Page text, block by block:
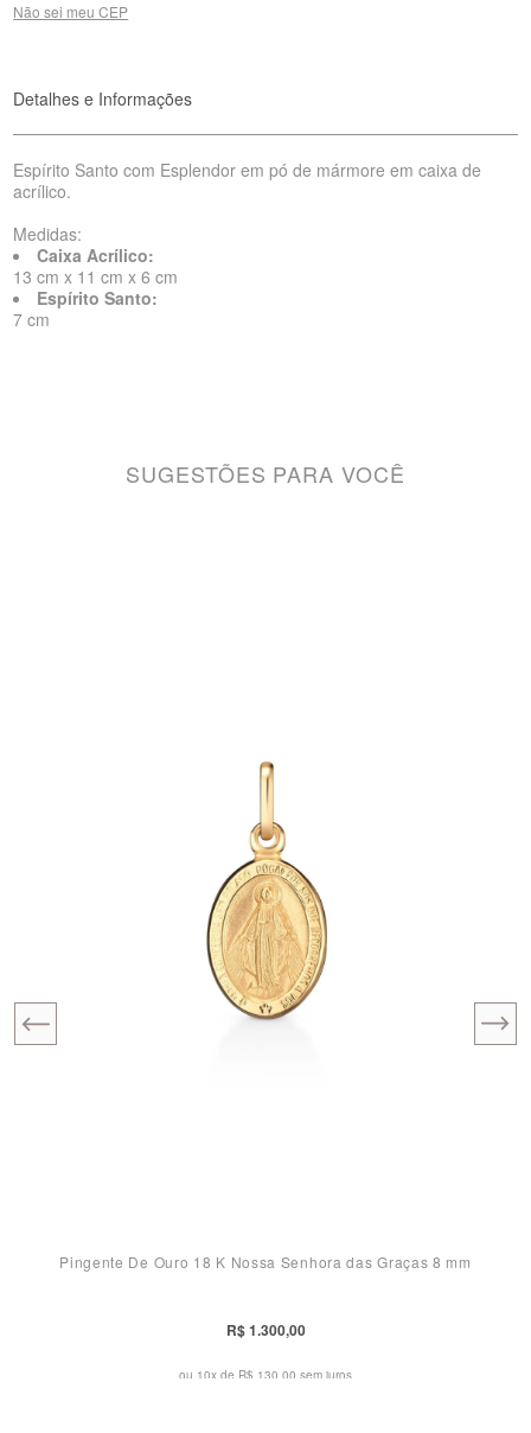
Não sei meu CEP
Detalhes e Informações
Espírito Santo com Esplendor em pó de mármore em caixa de
acrílico.
Medidas:
Caixa Acrílico:
13 cm x 11 cm x 6 cm
Espírito Santo:
7 cm
SUGESTÕES PARA VOCÊ
Pingente De Ouro 18 K Nossa Senhora das Graças 8 mm
R$ 1.300,00
ou 10x de R$ 130,00 sem juros